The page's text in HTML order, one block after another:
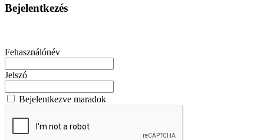
Bejelentkezés
Fehasználónév
Jelszó
Bejelentkezve maradok